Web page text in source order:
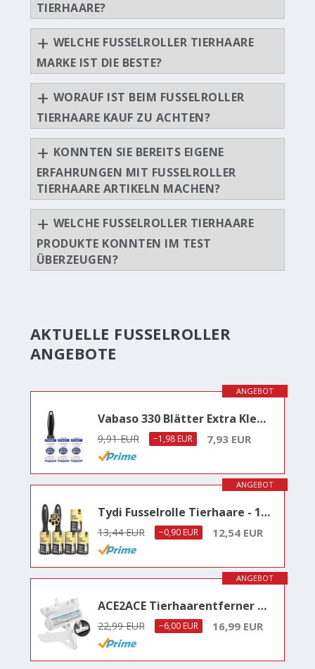
TIERHAARE?
WELCHE FUSSELROLLER TIERHAARE
MARKE IST DIE BESTE?
WORAUF IST BEIM FUSSELROLLER
TIERHAARE KAUF ZU ACHTEN?
KONNTEN SIE BEREITS EIGENE
ERFAHRUNGEN MIT FUSSELROLLER
TIERHAARE ARTIKELN MACHEN?
WELCHE FUSSELROLLER TIERHAARE
PRODUKTE KONNTEN IM TEST
ÜBERZEUGEN?
AKTUELLE FUSSELROLLER
ANGEBOTE
ANGEBOT
Vabaso 330 Blätter Extra Klebrig Fusselrolle mit 2 Ersatzrollen für Kleidung, Sofa, Bett und Teppich - Fusselroller für Tierhaare, Katzenhaare, Hundehaare Staub & Fussel, ca. 46,2m, 110 Blatt/Rollen
9,91 EUR −1,98 EUR 7,93 EUR
ANGEBOT
Tydi Fusselrolle Tierhaare - 100 Blatt pro Rolle (500 Blatt insgesamt) - Fusselrolle Kleidung - Lint Roller - Haarroller - Fusselroller Kleidung - Tierhaare Mühelos Aufsammeln
13,44 EUR −0,90 EUR 12,54 EUR
ANGEBOT
ACE2ACE Tierhaarentferner Fusselrolle, Fusselroller für Hundehaare und Katzenhaare Wiederverwendbar, Fusselbürste für Tierhaar, für Sofa, Bett, Teppich, Kratzbaum…
22,99 EUR −6,00 EUR 16,99 EUR